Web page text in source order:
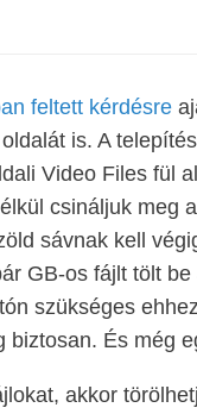
feltett kérdésre
is. A
Video Files fül
csináljuk meg
sávnak kell
GB-os fájlt tölt
szükséges
biztosan. És még
akkor